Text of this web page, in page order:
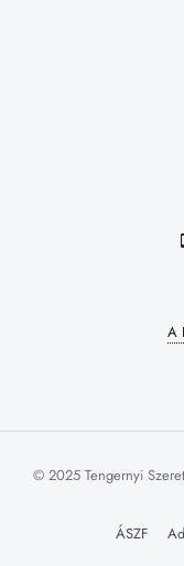
A
© 2025 Tengernyi
ÁSZF